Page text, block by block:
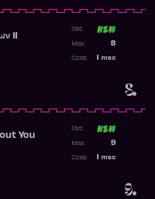
8.
11
Ost:
8
Max:
msc
Czas:
9.
You
Ost:
9
Max:
msc
Czas: